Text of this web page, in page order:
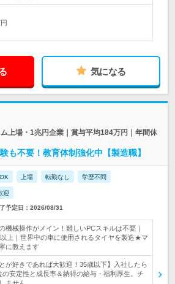
気になる
上場・1兆円企業｜賞与平均184万円｜年間休
も不要！教育体制強化中【製造職】
上場 転勤なし 学歴不問
迎
予定日：2026/08/31
機械操作がメイン！難しいPCスキルは不要｜
上｜世界中の車に使用されるタイヤを製造★マ
に教えます
が好きであれば大歓迎！35歳以下】入社したら
の安定性と成長率＆納得の給与・福利厚生。チ
ません